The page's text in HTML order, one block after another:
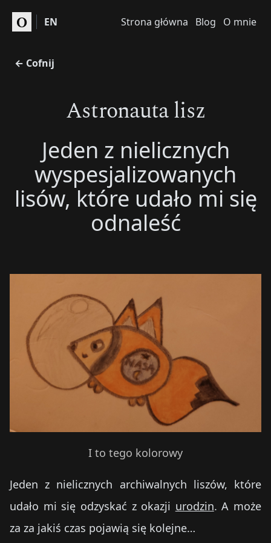
O EN Strona główna Blog O mnie
← Cofnij
Astronauta lisz
Jeden z nielicznych
wyspesjalizowanych
lisów, które udało mi się
odnaleść
I to tego kolorowy
Jeden z nielicznych archiwalnych liszów, które
udało mi się odzyskać z okazji urodzin. A może
za za jakiś czas pojawią się kolejne…